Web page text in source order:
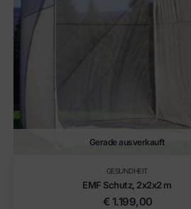
Gerade ausverkauft
GESUNDHEIT
EMF Schutz, 2x2x2 m
€ 1.199,00